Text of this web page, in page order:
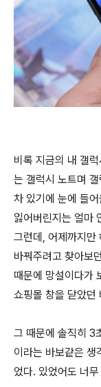
비록 지금의 내 갤
는 갤럭시 노트며
차 있기에 눈에 들
잃어버린지는 얼마
그런데, 어제까지만
바꿔주려고 찾아보
때문에 망설이다가
쇼핑몰 창을 닫았던
그 때문에 솔직히 3
이라는 바보같은 생
었다. 있었어도 너